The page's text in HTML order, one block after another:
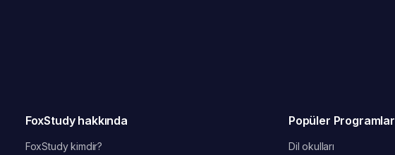
FoxStudy hakkında
FoxStudy kimdir?
Popüler Programlar
Dil okulları